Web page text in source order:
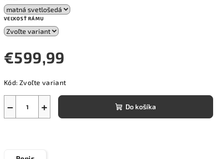
VEĽKOSŤ RÁMU
€599,99
cena:
Kód: Zvoľte variant
+
− Do košíka